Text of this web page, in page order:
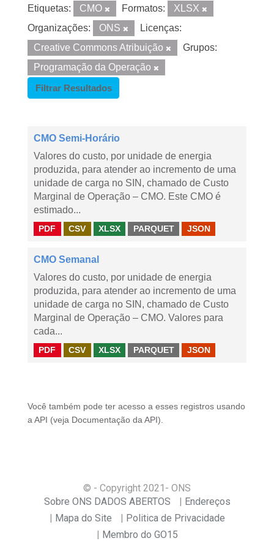
Etiquetas: CMO Formatos:
XLSX
Organizações:
ONS
Licenças:
Creative Commons Atribuição
Grupos:
Programação da Operação
Filtrar Resultados
CMO Semi-Horário
Valores do custo, por unidade de energia
produzida, para atender ao incremento de uma
unidade de carga no SIN, chamado de Custo
Marginal de Operação – CMO. Este CMO é
estimado...
PDF CSV XLSX PARQUET JSON
CMO Semanal
Valores do custo, por unidade de energia
produzida, para atender ao incremento de uma
unidade de carga no SIN, chamado de Custo
Marginal de Operação – CMO. Valores para
cada...
PDF CSV XLSX PARQUET JSON
Você também pode ter acesso a esses registros usando
a API (veja Documentação da API ).
© - Copyright 2021 - ONS
Sobre ONS DADOS ABERTOS
Endereços
Mapa do Site
Politica de Privacidade
Membro do GO15